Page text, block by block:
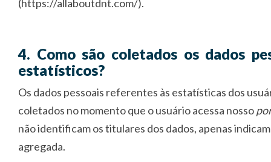
(https://allaboutdnt.com/).
4. Como são coletados os dados
estatísticos?
Os dados pessoais referentes às estatísticas dos
coletados no momento que o usuário acessa nosso
não identificam os titulares dos dados, apenas
agregada.